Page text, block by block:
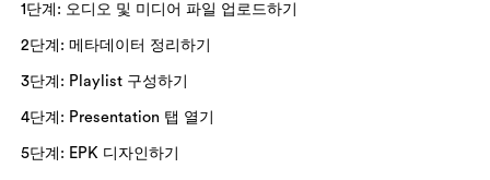
1단계: 오디오 및 미디어 파일 업로드하기
2단계: 메타데이터 정리하기
3단계: Playlist 구성하기
4단계: Presentation 탭 열기
5단계: EPK 디자인하기